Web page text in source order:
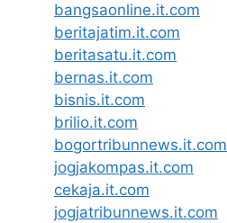
bangsaonline.it.com
beritajatim.it.com
beritasatu.it.com
bernas.it.com
bisnis.it.com
brilio.it.com
bogortribunnews.it.com
jogjakompas.it.com
cekaja.it.com
jogjatribunnews.it.com